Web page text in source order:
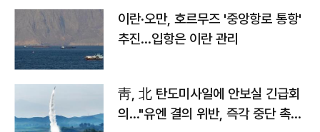
이란·오만, 호르무즈 '중앙항로 통항'
추진…입항은 이란 관리
靑, 北 탄도미사일에 안보실 긴급회
의…"유엔 결의 위반, 즉각 중단 촉